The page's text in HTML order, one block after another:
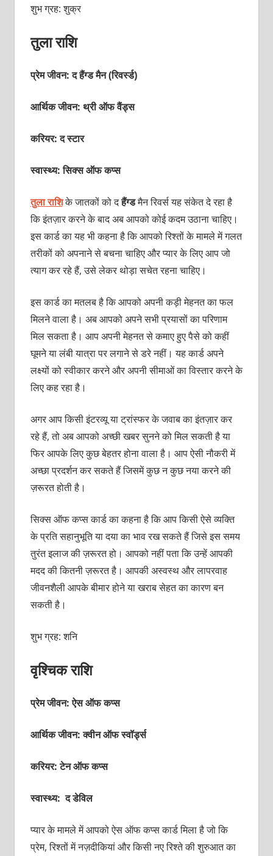
शुभ ग्रह: शुक्र
तुला राशि
प्रेम जीवन: द हैंग्‍ड मैन (रिवर्स्‍ड)
आर्थिक जीवन: थ्री ऑफ वैंड्स
करियर: द स्‍टार
स्वास्थ्य: सिक्‍स ऑफ कप्‍स
तुला राशिके जातकों को दहैंग्‍डमैन रिवर्स य‍ह संकेत दे रहा है
कि इंतज़ार करने के बाद अब आपको कोई कदम उठाना चाहिए।
इस कार्ड का यह भी कहना है कि आपको रिश्‍तों के मामले में गलत
तरीकों को अपनाने से बचना चाहिए और प्‍यार के लिए आप जो
त्‍याग कर रहे हैं, उसे लेकर थोड़ा सचेत रहना चाहिए।
इस कार्ड का मतलब है कि आपको अपनी कड़ी मेहनत का फल
मिलने वाला है। अब आपको अपने सभी प्रयासों का परिणाम
मिल सकता है। आप अपनी मेहनत से कमाए हुए पैसे को कहीं
घूमने या लंबी यात्रा पर लगाने से डरे नहीं। यह कार्ड अपने
लक्ष्‍यों को स्‍वीकार करने और अपनी सीमाओं का विस्‍तार करने के
लिए कह रहा है।
अगर आप किसी इंटरव्‍यू या ट्रांस्‍फर के जवाब का इंतज़ार कर
रहे हैं, तो अब आपको अच्‍छी खबर सुनने को मिल सकती है या
फिर आपके लिए कुछ बेहतर होना वाला है। आप ऐसी नौकरी में
अच्‍छा प्रदर्शन कर सकते हैं जिसमें कुछ न कुछ नया करने की
ज़रूरत होती है।
सिक्‍स ऑफ कप्‍स कार्ड का कहना है कि आप किसी ऐसे व्‍यक्‍ति
के प्रति सहानुभूति या दया का भाव रख सकते हैं जिसे इस समय
तुरंत इलाज की ज़रूरत हो। आपको नहीं पता कि उन्‍हें आपकी
मदद की कितनी ज़रूरत है। आपकी अस्वस्थ और लापरवाह
जीवनशैली आपके बीमार होने या खराब सेहत का कारण बन
सकती है।
शुभ ग्रह: शनि
वृश्चिक राशि
प्रेम जीवन: ऐस ऑफकप्‍स
आर्थिक जीवन: क्‍वीन ऑफ स्‍वॉर्ड्स
करियर: टेन ऑफ कप्‍स
स्वास्थ्य: द डेविल
प्‍यार के मामले में आपको ऐस ऑफ कप्‍स कार्ड मिला है जो कि
प्रेम, रिश्‍तों में नज़दीकियां और किसी नए रिश्‍ते की शुरुआत का